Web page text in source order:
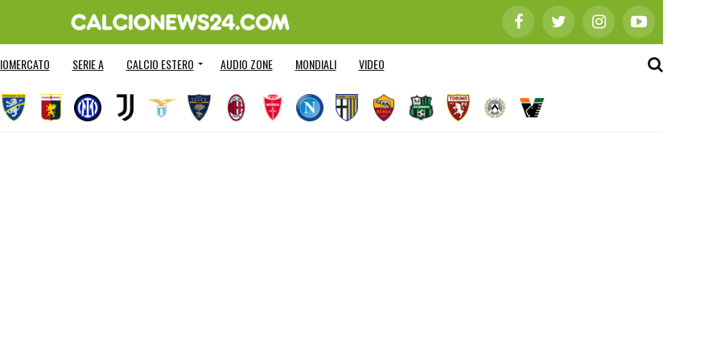
SERIE A CALCIO ESTERO AUDIO ZONE MONDIALI VIDEO